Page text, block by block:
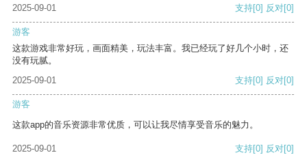
2025-09-01 支持[0] 反对[0]
游客
这款游戏非常好玩，画面精美，玩法丰富。我已经玩了好几个小时，还
没有玩腻。
2025-09-01
支持[0] 反对[0]
游客
这款app的音乐资源非常优质，可以让我尽情享受音乐的魅力。
2025-09-01 支持[0] 反对[0]